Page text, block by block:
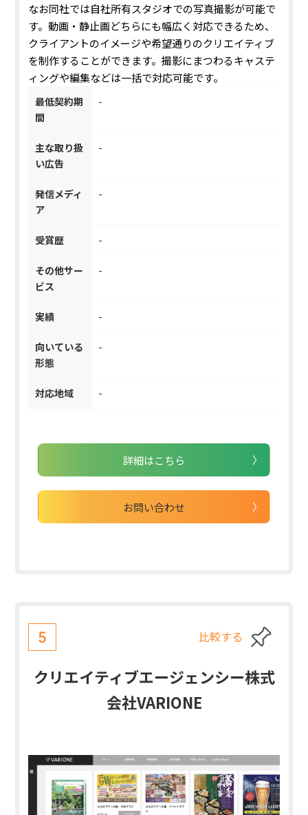
なお同社では自社所有スタジオでの写真撮影が可能で
す。動画・静止画どちらにも幅広く対応できるため、
クライアントのイメージや希望通りのクリエイティブ
を制作することができます。撮影にまつわるキャステ
ィングや編集などは一括で対応可能です。
最低契約期
間
-
主な取り扱
い広告
-
発信メディ
ア
-
受賞歴 -
その他サー
ビス
-
実績 -
向いている
形態
-
対応地域 -
詳細はこちら
お問い合わせ
5 比較する
クリエイティブエージェンシー株式
会社VARIONE